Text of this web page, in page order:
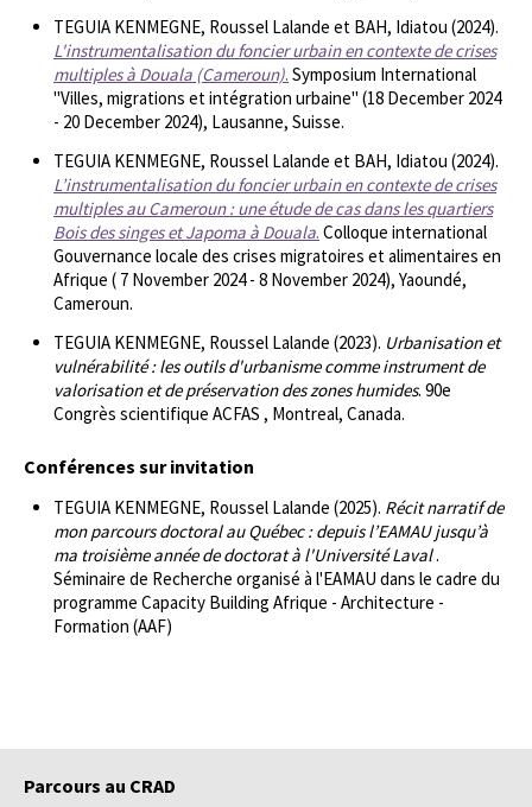
TEGUIA KENMEGNE, Roussel Lalande et BAH, Idiatou (2024).
L'instrumentalisation du foncier urbain en contexte de crises
multiples à Douala (Cameroun). Symposium International
"Villes, migrations et intégration urbaine" (18 December 2024
- 20 December 2024), Lausanne, Suisse.
TEGUIA KENMEGNE, Roussel Lalande et BAH, Idiatou (2024).
L’instrumentalisation du foncier urbain en contexte de crises
multiples au Cameroun : une étude de cas dans les quartiers
Bois des singes et Japoma à Douala. Colloque international
Gouvernance locale des crises migratoires et alimentaires en
Afrique ( 7 November 2024 - 8 November 2024), Yaoundé,
Cameroun.
TEGUIA KENMEGNE, Roussel Lalande (2023). Urbanisation et
vulnérabilité : les outils d'urbanisme comme instrument de
valorisation et de préservation des zones humides. 90e
Congrès scientifique ACFAS , Montreal, Canada.
Conférences sur invitation
TEGUIA KENMEGNE, Roussel Lalande (2025). Récit narratif de
mon parcours doctoral au Québec : depuis l’EAMAU jusqu’à
ma troisième année de doctorat à l'Université Laval.
Séminaire de Recherche organisé à l'EAMAU dans le cadre du
programme Capacity Building Afrique - Architecture -
Formation (AAF)
Parcours au CRAD